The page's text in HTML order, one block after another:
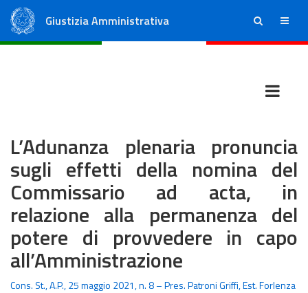
Giustizia Amministrativa ricerca menu
L’Adunanza plenaria pronuncia
sugli effetti della nomina del
Commissario ad acta, in
relazione alla permanenza del
potere di provvedere in capo
all’Amministrazione
Cons. St., A.P., 25 maggio 2021, n. 8 – Pres. Patroni Griffi, Est. Forlenza